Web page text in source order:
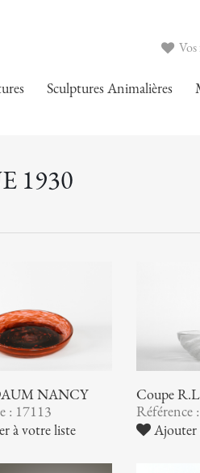
Sculptures Animalières
1930
NANCY
: 17113
à votre liste
Coupe
Référence
Ajouter